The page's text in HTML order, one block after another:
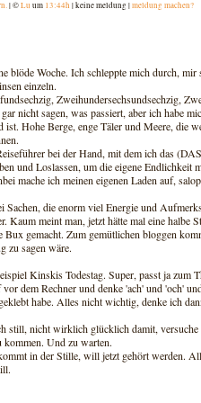
| ©Lu um 13:44h | keine meldung |meldung machen?
blöde Woche. Ich schleppte mich durch,
einzeln.
Zweihundersechsundsechzig,
nicht sagen, was passiert, aber ich habe
ist. Hohe Berge, enge Täler und Meere, die
bei der Hand, mit dem ich das
und Loslassen, um die eigene Endlichkeit
mache ich meinen eigenen Laden auf,
Sachen, die enorm viel Energie und
Kaum meint man, jetzt hätte mal eine halbe
Bux gemacht. Zum gemütlichen bloggen
zu sagen wäre.
Kinskis Todestag. Super, passt ja zum
dem Rechner und denke 'ach' und 'och'
habe. Alles nicht wichtig, denke ich
still, nicht wirklich glücklich damit, versuche
kommen. Und zu warten.
in der Stille, will jetzt gehört werden.